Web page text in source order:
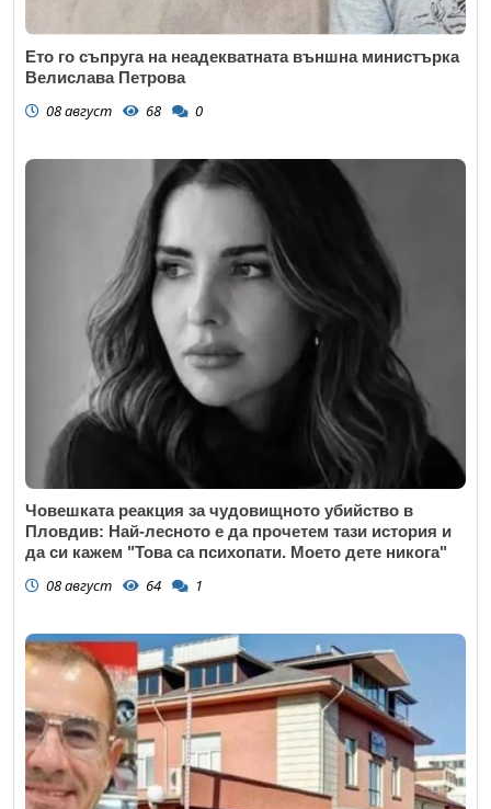
Ето го съпруга на неадекватната външна министърка
Велислава Петрова
08 август 68 0
Човешката реакция за чудовищното убийство в
Пловдив: Най-лесното е да прочетем тази история и
да си кажем "Това са психопати. Моето дете никога"
08 август 64 1